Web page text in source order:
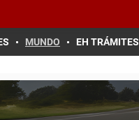
MUNDO EH TRÁMITES